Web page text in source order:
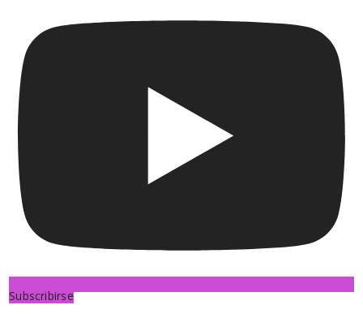
Subscribirse